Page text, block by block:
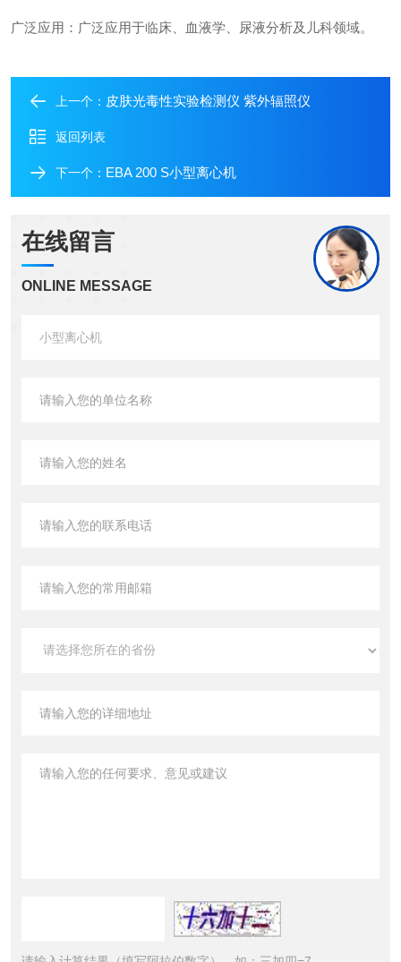
广泛应用：广泛应用于临床、血液学、尿液分析及儿科领域。
上一个： 皮肤光毒性实验检测仪 紫外辐照仪
返回列表
下一个： EBA 200 S小型离心机
在线留言
ONLINE MESSAGE